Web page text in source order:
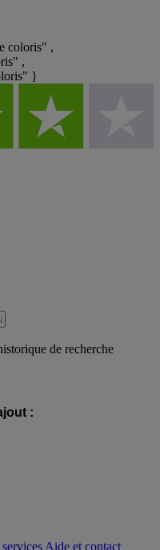
coloris" ,
,
}
de recherche
:
Aide et contact